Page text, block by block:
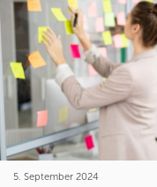
5. September 2024